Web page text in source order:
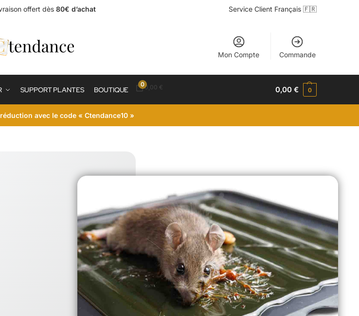
offert dès 80€ d’achat Service Client Français 🇫🇷
Mon Compte Commande
SUPPORT PLANTES BOUTIQUE
00,00 € 0,00€ 0
avec le code « Ctendance10 »